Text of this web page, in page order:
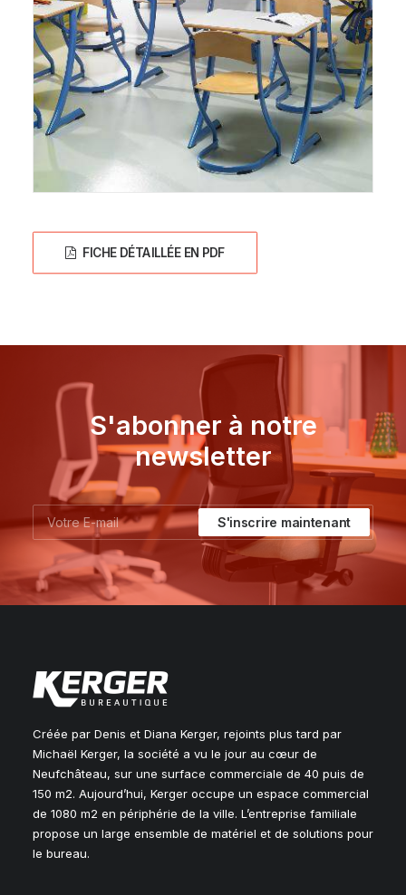
FICHE DÉTAILLÉE EN PDF
S'abonner à notre
newsletter
Créée par Denis et Diana Kerger, rejoints plus tard par
Michaël Kerger, la société a vu le jour au cœur de
Neufchâteau, sur une surface commerciale de 40 puis de
150 m2. Aujourd’hui, Kerger occupe un espace commercial
de 1080 m2 en périphérie de la ville. L’entreprise familiale
propose un large ensemble de matériel et de solutions pour
le bureau.